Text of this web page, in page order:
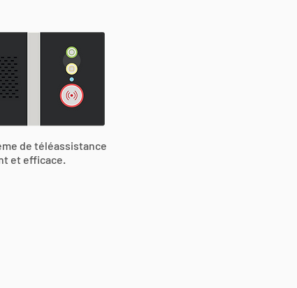
de téléassistance
et efficace.